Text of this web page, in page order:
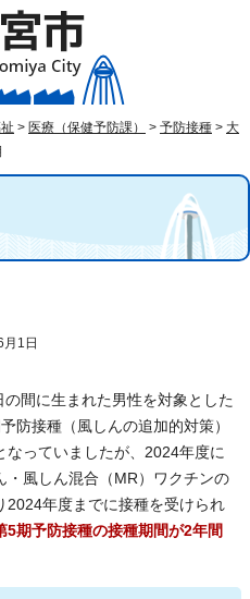
> 医療（保健予防課） > 予防接種 > 大
1日
間に生まれた男性を対象とした
防接種（風しんの追加的対策）
っていましたが、2024年度に
・風しん混合（MR）ワクチンの
2024年度までに接種を受けられ
5期予防接種の接種期間が2年間